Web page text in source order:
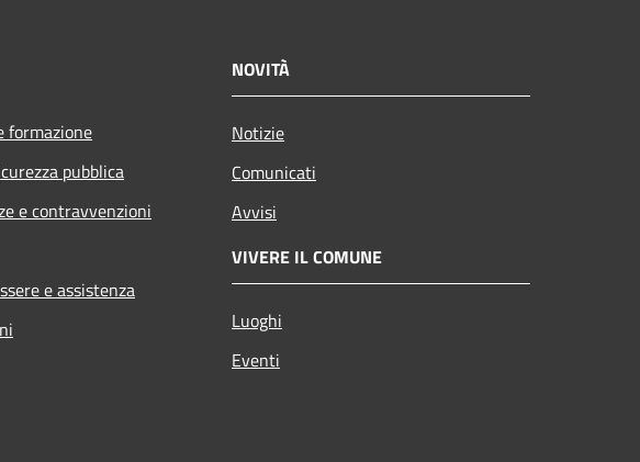
formazione
pubblica
e contravvenzioni
e assistenza
NOVITÀ
Notizie
Comunicati
Avvisi
VIVERE IL COMUNE
Luoghi
Eventi